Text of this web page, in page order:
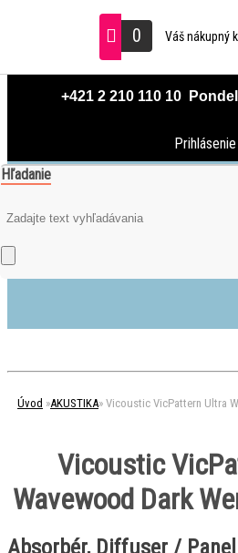
+421 2 210 110 10
Prihlásenie
Hľadanie
0 Váš nákupný
Úvod »AKUSTIKA» Vicoustic VicPattern Ultra
Vicoustic
Wavewood Dark
Absorbér, Diffuser /